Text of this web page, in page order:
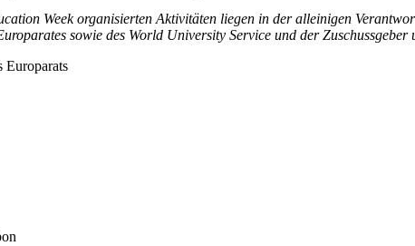
Week organisierten Aktivitäten liegen in der alleinigen
sowie des World University Service und der Zuschussgeber